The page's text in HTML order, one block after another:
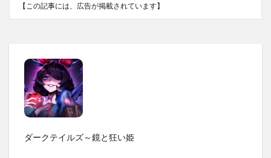
【この記事には、広告が掲載されています】
ダークテイルズ～鏡と狂い姫